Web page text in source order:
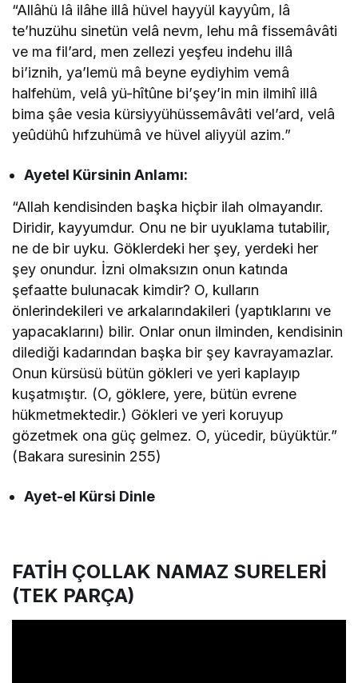
“Allâhü lâ ilâhe illâ hüvel hayyül kayyûm, lâ
te’huzühu sinetün velâ nevm, lehu mâ fissemâvâti
ve ma fil’ard, men zellezi yeşfeu indehu illâ
bi’iznih, ya’lemü mâ beyne eydiyhim vemâ
halfehüm, velâ yü-hîtûne bi’şey’in min ilmihî illâ
bima şâe vesia kürsiyyühüssemâvâti vel’ard, velâ
yeûdühû hıfzuhümâ ve hüvel aliyyül azim.”
Ayetel KürsininAnlamı:
“Allah kendisinden başka hiçbir ilah olmayandır.
Diridir, kayyumdur. Onu ne bir uyuklama tutabilir,
ne de bir uyku. Göklerdeki her şey, yerdeki her
şey onundur. İzni olmaksızın onun katında
şefaatte bulunacak kimdir? O, kulların
önlerindekileri ve arkalarındakileri (yaptıklarını ve
yapacaklarını) bilir. Onlar onun ilminden, kendisinin
dilediği kadarından başka bir şey kavrayamazlar.
Onun kürsüsü bütün gökleri ve yeri kaplayıp
kuşatmıştır. (O, göklere, yere, bütün evrene
hükmetmektedir.) Gökleri ve yeri koruyup
gözetmek ona güç gelmez. O, yücedir, büyüktür.”
(Bakara suresinin 255)
Ayet-el Kürsi Dinle
FATİH ÇOLLAK NAMAZ SURELERİ
(TEK PARÇA)